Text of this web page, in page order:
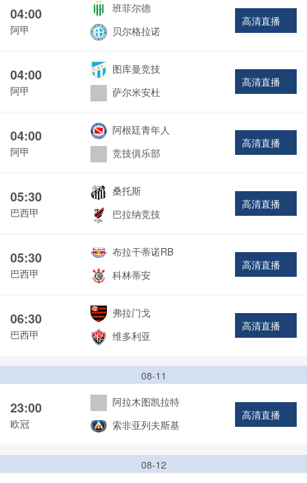
04:00
阿甲
班菲尔德
贝尔格拉诺
高清直播
04:00
阿甲
图库曼竞技
萨尔米安杜
高清直播
04:00
阿甲
阿根廷青年人
竞技俱乐部
高清直播
05:30
巴西甲
桑托斯
巴拉纳竞技
高清直播
05:30
巴西甲
布拉干蒂诺RB
科林蒂安
高清直播
06:30
巴西甲
弗拉门戈
维多利亚
高清直播
08-11
23:00
欧冠
阿拉木图凯拉特
索非亚列夫斯基
高清直播
08-12